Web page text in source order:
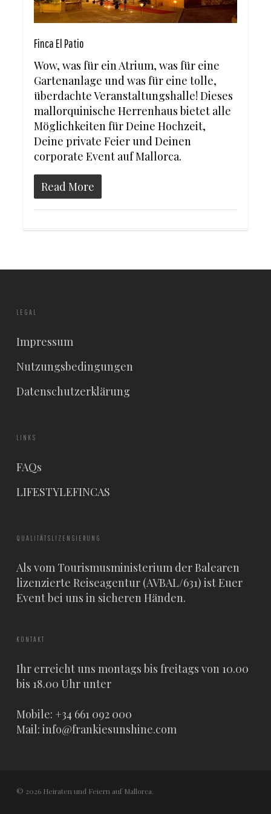
Finca El Patio
Wow, was für ein Atrium, was für eine
Gartenanlage und was für eine tolle,
überdachte Veranstaltungshalle! Dieses
mallorquinische Herrenhaus bietet alle
Möglichkeiten für Deine Hochzeit,
Deine private Feier und Deinen
corporate Event auf Mallorca.
Read More
LEGAL
Impressum
Nutzungsbedingungen
Datenschutzerklärung
LINKS
FAQs
LIFESTYLEFINCAS
QUALITÄTSLIZENSIERUNG
Als vom Tourismusministerium der Balearen
lizenzierte Reiseagentur (AVBAL/631) ist Euer
Event bei uns in sicheren Händen.
KONTAKT
Ihr erreicht uns montags bis freitags von 10.00
bis 18.00 Uhr unter
Mobile: +34 661 092 000
Mail: info@frankiesunshine.com
© 2026 Heiraten und Feiern auf Mallorca.